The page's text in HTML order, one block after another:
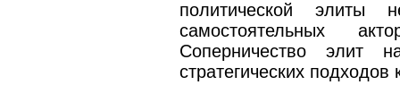
политической элиты
самостоятельных
Соперничество элит
стратегических